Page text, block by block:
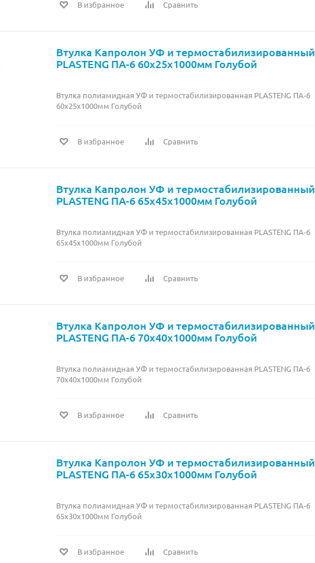
В избранное Сравнить
Втулка Капролон УФ и термостабилизированный
PLASTENG ПА-6 60х25х1000мм Голубой
Втулка полиамидная УФ и термостабилизированная PLASTENG ПА-6
60х25х1000мм Голубой
В избранное Сравнить
Втулка Капролон УФ и термостабилизированный
PLASTENG ПА-6 65х45х1000мм Голубой
Втулка полиамидная УФ и термостабилизированная PLASTENG ПА-6
65х45х1000мм Голубой
В избранное Сравнить
Втулка Капролон УФ и термостабилизированный
PLASTENG ПА-6 70х40х1000мм Голубой
Втулка полиамидная УФ и термостабилизированная PLASTENG ПА-6
70х40х1000мм Голубой
В избранное Сравнить
Втулка Капролон УФ и термостабилизированный
PLASTENG ПА-6 65х30х1000мм Голубой
Втулка полиамидная УФ и термостабилизированная PLASTENG ПА-6
65х30х1000мм Голубой
В избранное Сравнить